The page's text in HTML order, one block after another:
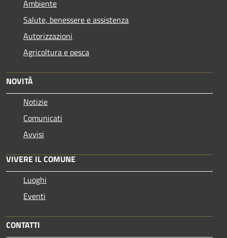
Ambiente
Salute, benessere e assistenza
Autorizzazioni
Agricoltura e pesca
NOVITÀ
Notizie
Comunicati
Avvisi
VIVERE IL COMUNE
Luoghi
Eventi
CONTATTI